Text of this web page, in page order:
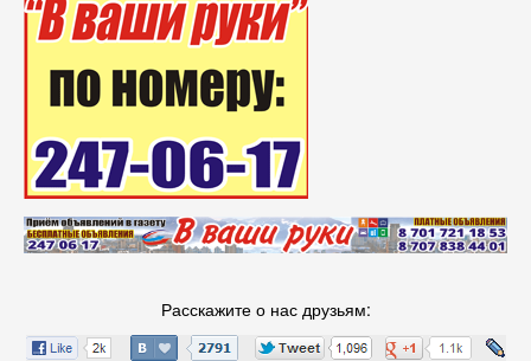
Расскажите о нас друзьям: